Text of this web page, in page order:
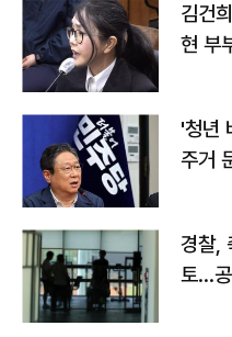
김건
현 부
'청년
주거
경찰,
토…